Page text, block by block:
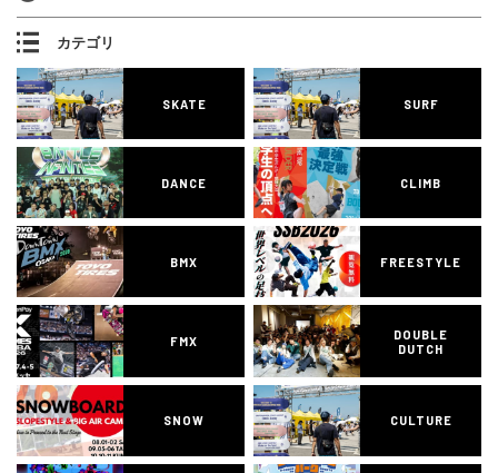
カテゴリ
SKATE SURF
DANCE CLIMB
BMX FREESTYLE
FMX
DOUBLE
DUTCH
SNOW CULTURE